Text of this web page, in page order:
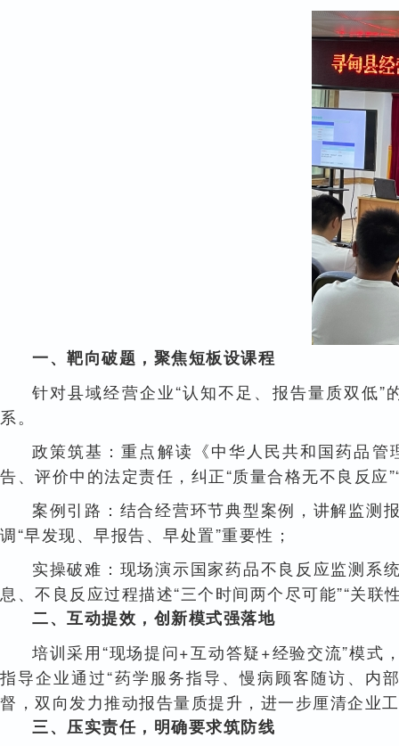
一、靶向破题，聚焦短板设课程
针对县域经营企业“认知不足、报告量质双低
系。
政策筑基：重点解读《中华人民共和国药品
告、评价中的法定责任，纠正“质量合格无不良反应
案例引路：结合经营环节典型案例，讲解监测
调“早发现、早报告、早处置”重要性；
实操破难：现场演示国家药品不良反应监测系
息、不良反应过程描述“三个时间两个尽可能”“关
二、互动提效，创新模式强落地
培训采用“现场提问+互动答疑+经验交流”模
指导企业通过“药学服务指导、慢病顾客随访、内
督，双向发力推动报告量质提升，进一步厘清企业
三、压实责任，明确要求筑防线